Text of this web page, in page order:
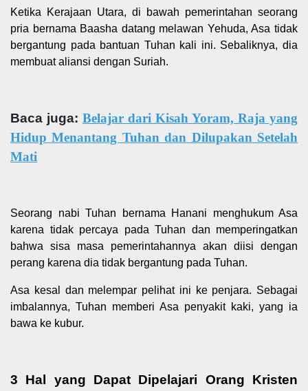
Ketika Kerajaan Utara, di bawah pemerintahan seorang
pria bernama Baasha datang melawan Yehuda, Asa tidak
bergantung pada bantuan Tuhan kali ini. Sebaliknya, dia
membuat aliansi dengan Suriah.
Baca juga: Belajar dari Kisah Yoram, Raja yang
Hidup Menantang Tuhan dan Dilupakan Setelah
Mati
Seorang nabi Tuhan bernama Hanani menghukum Asa
karena tidak percaya pada Tuhan dan memperingatkan
bahwa sisa masa pemerintahannya akan diisi dengan
perang karena dia tidak bergantung pada Tuhan.
Asa kesal dan melempar pelihat ini ke penjara. Sebagai
imbalannya, Tuhan memberi Asa penyakit kaki, yang ia
bawa ke kubur.
3 Hal yang Dapat Dipelajari Orang Kristen